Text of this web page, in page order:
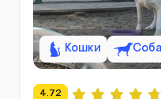
Кошки
4.72